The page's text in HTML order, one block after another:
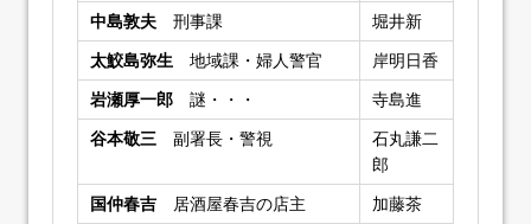
中島敦夫 刑事課
堀井新
太鮫島弥生 地域課・婦人警官
岸明日香
岩瀬厚一郎 謎・・・
寺島進
谷本敬三 副署長・警視
石丸謙二
郎
国仲春吉 居酒屋春吉の店主
加藤茶